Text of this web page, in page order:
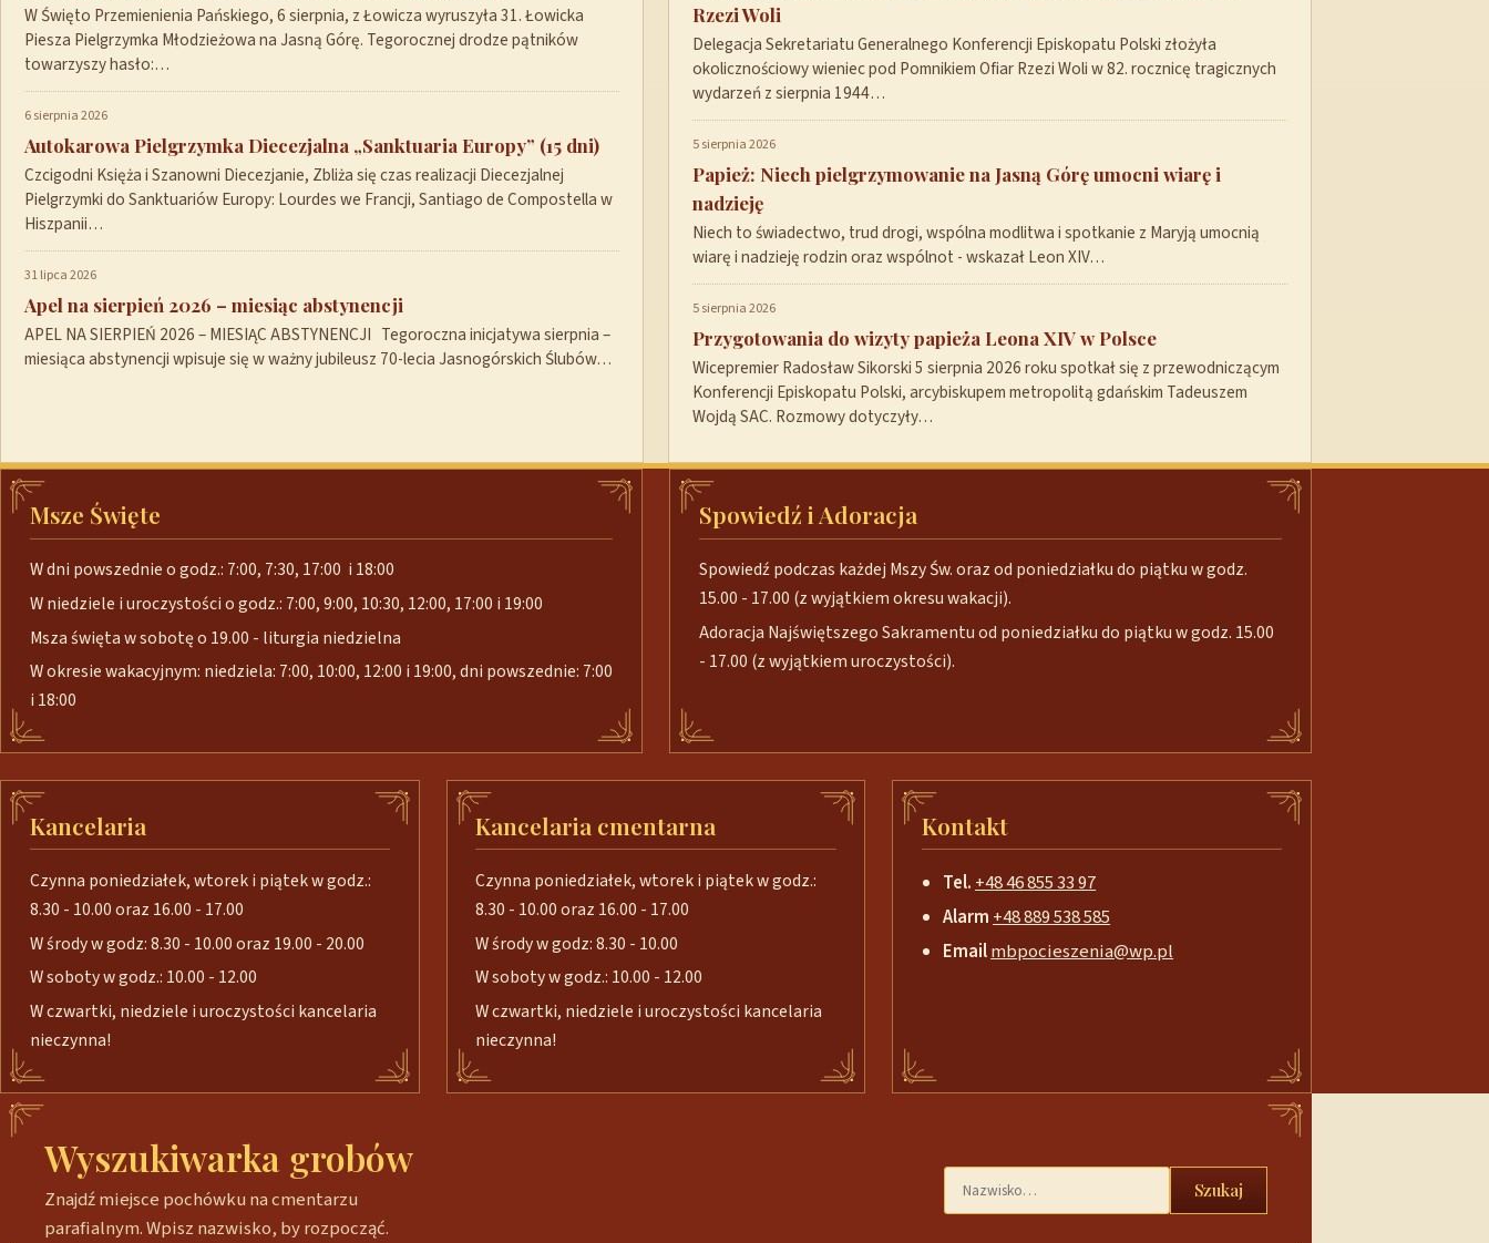
W Święto Przemienienia Pańskiego, 6 sierpnia, z Łowicza wyruszyła 31. Łowicka
Piesza Pielgrzymka Młodzieżowa na Jasną Górę. Tegorocznej drodze pątników
towarzyszy hasło:…
6 sierpnia 2026
Autokarowa Pielgrzymka Diecezjalna „Sanktuaria Europy” (15 dni)
Czcigodni Księża i Szanowni Diecezjanie, Zbliża się czas realizacji Diecezjalnej
Pielgrzymki do Sanktuariów Europy: Lourdes we Francji, Santiago de Compostella w
Hiszpanii…
31 lipca 2026
Apel na sierpień 2026 – miesiąc abstynencji
APEL NA SIERPIEŃ 2026 – MIESIĄC ABSTYNENCJI Tegoroczna inicjatywa sierpnia –
miesiąca abstynencji wpisuje się w ważny jubileusz 70-lecia Jasnogórskich Ślubów…
Rzezi Woli
Delegacja Sekretariatu Generalnego Konferencji Episkopatu Polski złożyła
okolicznościowy wieniec pod Pomnikiem Ofiar Rzezi Woli w 82. rocznicę tragicznych
wydarzeń z sierpnia 1944…
5 sierpnia 2026
Papież: Niech pielgrzymowanie na Jasną Górę umocni wiarę i
nadzieję
Niech to świadectwo, trud drogi, wspólna modlitwa i spotkanie z Maryją umocnią
wiarę i nadzieję rodzin oraz wspólnot - wskazał Leon XIV…
5 sierpnia 2026
Przygotowania do wizyty papieża Leona XIV w Polsce
Wicepremier Radosław Sikorski 5 sierpnia 2026 roku spotkał się z przewodniczącym
Konferencji Episkopatu Polski, arcybiskupem metropolitą gdańskim Tadeuszem
Wojdą SAC. Rozmowy dotyczyły…
Msze Święte
W dni powszednie o godz.: 7:00, 7:30, 17:00 i 18:00
W niedziele i uroczystości o godz.: 7:00, 9:00, 10:30, 12:00, 17:00 i 19:00
Msza święta w sobotę o 19.00 - liturgia niedzielna
W okresie wakacyjnym: niedziela: 7:00, 10:00, 12:00 i 19:00, dni powszednie: 7:00
i 18:00
Spowiedź i Adoracja
Spowiedź podczas każdej Mszy Św. oraz od poniedziałku do piątku w godz.
15.00 - 17.00 (z wyjątkiem okresu wakacji).
Adoracja Najświętszego Sakramentu od poniedziałku do piątku w godz. 15.00
- 17.00 (z wyjątkiem uroczystości).
Kancelaria
Czynna poniedziałek, wtorek i piątek w godz.:
8.30 - 10.00 oraz 16.00 - 17.00
W środy w godz: 8.30 - 10.00 oraz 19.00 - 20.00
W soboty w godz.: 10.00 - 12.00
W czwartki, niedziele i uroczystości kancelaria
nieczynna!
Kancelaria cmentarna
Czynna poniedziałek, wtorek i piątek w godz.:
8.30 - 10.00 oraz 16.00 - 17.00
W środy w godz: 8.30 - 10.00
W soboty w godz.: 10.00 - 12.00
W czwartki, niedziele i uroczystości kancelaria
nieczynna!
Kontakt
Tel.+48 46 855 33 97
Alarm+48 889 538 585
Emailmbpocieszenia@wp.pl
Wyszukiwarka grobów
Znajdź miejsce pochówku na cmentarzu
parafialnym. Wpisz nazwisko, by rozpocząć.
Szukaj